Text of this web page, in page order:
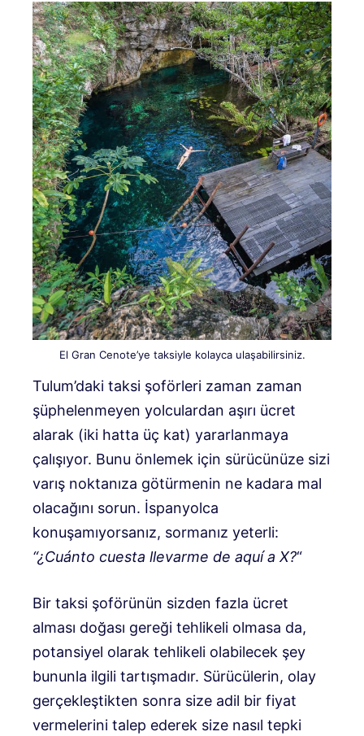
El Gran Cenote’ye taksiyle kolayca ulaşabilirsiniz.
Tulum’daki taksi şoförleri zaman zaman
şüphelenmeyen yolculardan aşırı ücret
alarak (iki hatta üç kat) yararlanmaya
çalışıyor. Bunu önlemek için sürücünüze sizi
varış noktanıza götürmenin ne kadara mal
olacağını sorun. İspanyolca
konuşamıyorsanız, sormanız yeterli:
“¿Cuánto cuesta llevarme de aquí a X?“
Bir taksi şoförünün sizden fazla ücret
alması doğası gereği tehlikeli olmasa da,
potansiyel olarak tehlikeli olabilecek şey
bununla ilgili tartışmadır. Sürücülerin, olay
gerçekleştikten sonra size adil bir fiyat
vermelerini talep ederek size nasıl tepki